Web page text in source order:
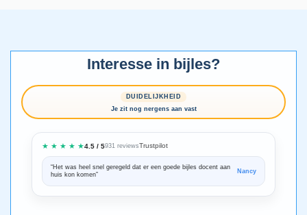
Interesse in bijles?
DUIDELIJKHEID
Je zit nog nergens aan vast
★ ★ ★ ★ ★4.5 / 5931 reviewsTrustpilot
“Het was heel snel geregeld dat er een goede bijles docent aan
huis kon komen”
Nancy